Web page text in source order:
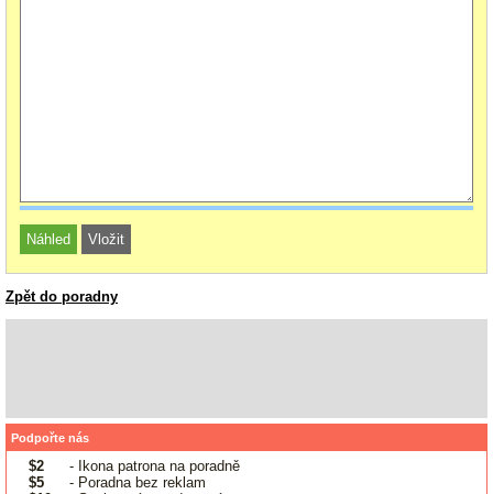
Zpět do poradny
Podpořte nás
$2
- Ikona patrona na poradně
$5
- Poradna bez reklam